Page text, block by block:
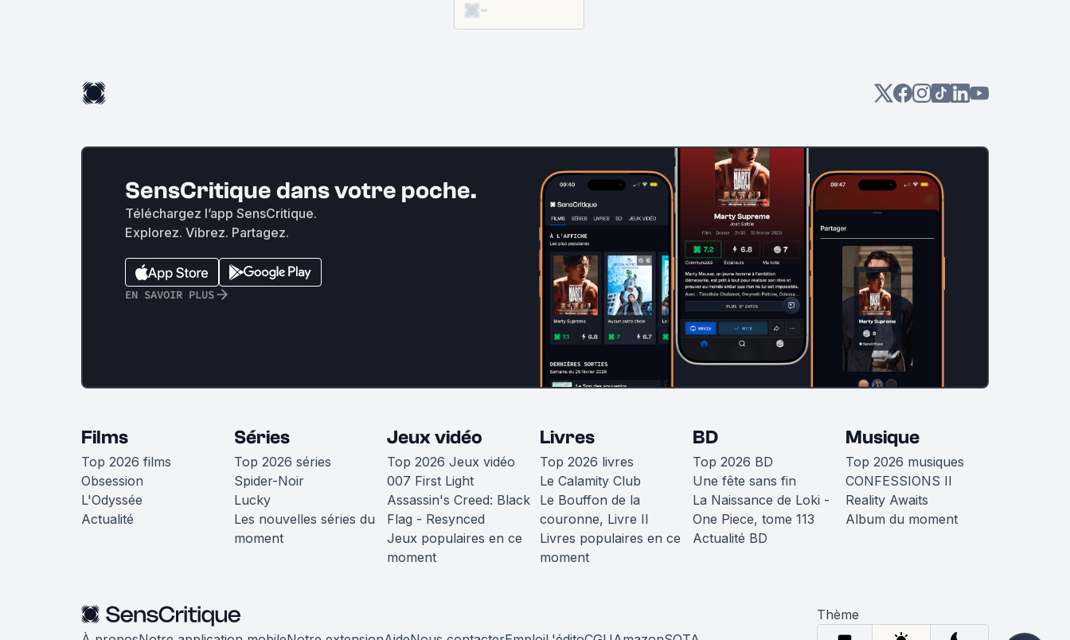
-
SensCritique dans votre poche.
Téléchargez l’app SensCritique.
Explorez. Vibrez. Partagez.
EN SAVOIR PLUS
Films
Top 2026 films
Obsession
L'Odyssée
Actualité
Séries
Top 2026 séries
Spider-Noir
Lucky
Les nouvelles séries du
moment
Jeux vidéo
Top 2026 Jeux vidéo
007 First Light
Assassin's Creed: Black
Flag - Resynced
Jeux populaires en ce
moment
Livres
Top 2026 livres
Le Calamity Club
Le Bouffon de la
couronne, Livre II
Livres populaires en ce
moment
BD
Top 2026 BD
Une fête sans fin
La Naissance de Loki -
One Piece, tome 113
Actualité BD
Musique
Top 2026 musiques
CONFESSIONS II
Reality Awaits
Album du moment
Thème